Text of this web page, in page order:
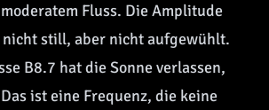
Fluss. Die Amplitude
still, aber nicht aufgewühlt.
B8.7 hat die Sonne verlassen,
ist eine Frequenz, die keine